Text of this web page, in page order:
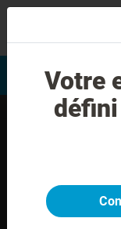
Evaluation du
Votre
défini